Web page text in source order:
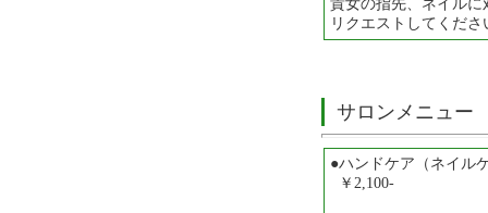
貴女の指先、ネイル
リクエストしてくだ
サロンメニュー
●ハンドケア（ネイル
￥2,100-